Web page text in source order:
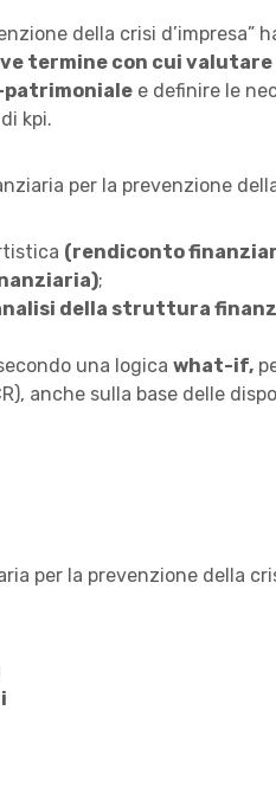
della crisi
termine con cui
patrimoniale e definire le
kpi.
per la prevenzione
(rendiconto
;
della struttura
una logica what-if,
anche sulla base delle
per la prevenzione della